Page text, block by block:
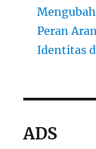
Peran
Identitas
ADS